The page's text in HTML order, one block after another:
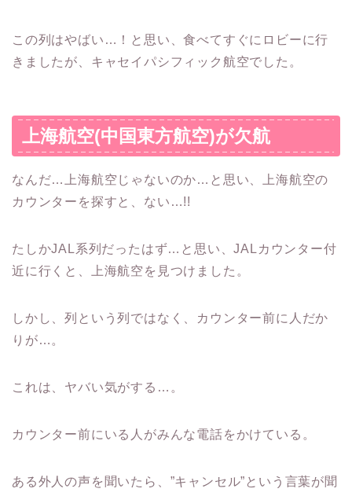
この列はやばい…！と思い、食べてすぐにロビーに行
きましたが、キャセイパシフィック航空でした。
上海航空(中国東方航空)が欠航
なんだ…上海航空じゃないのか…と思い、上海航空の
カウンターを探すと、ない…!!
たしかJAL系列だったはず…と思い、JALカウンター付
近に行くと、上海航空を見つけました。
しかし、列という列ではなく、カウンター前に人だか
りが…。
これは、ヤバい気がする…。
カウンター前にいる人がみんな電話をかけている。
ある外人の声を聞いたら、”キャンセル”という言葉が聞